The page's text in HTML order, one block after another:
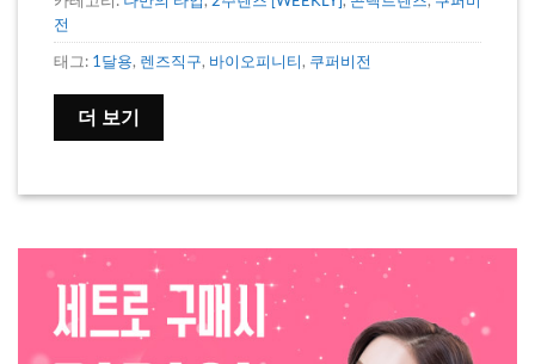
전
태그: 1달용, 렌즈직구, 바이오피니티, 쿠퍼비전
더 보기